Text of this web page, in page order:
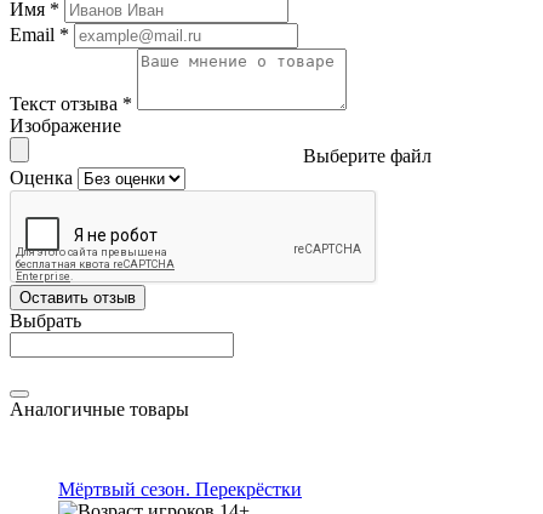
Имя *
Email *
Текст отзыва *
Изображение
Выберите файл
Оценка
Оставить отзыв
Выбрать
Аналогичные товары
Мёртвый сезон. Перекрёстки